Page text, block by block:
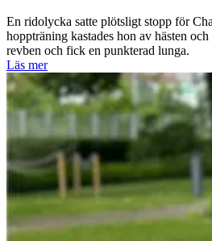
En ridolycka satte plötsligt stopp för
hoppträning kastades hon av hästen
revben och fick en punkterad lunga.
Läs mer